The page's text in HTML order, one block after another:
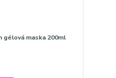
gélová maska 200ml